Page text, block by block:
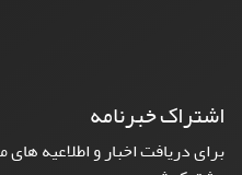
اشتراک خبرنامه
برای دریافت اخبار و اطلاعیه